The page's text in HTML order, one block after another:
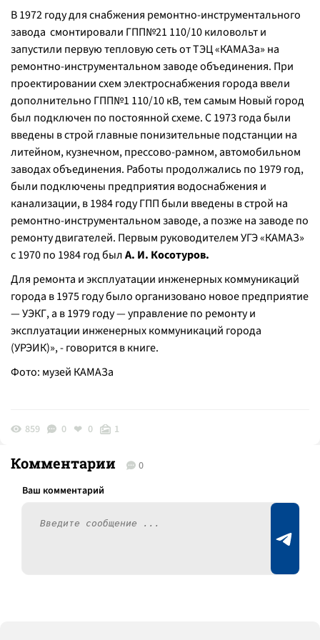
В 1972 году для снабжения ремонтно-инструментального
завода смонтировали ГПП№21 110/10 киловольт и
запустили первую тепловую сеть от ТЭЦ «КАМАЗа» на
ремонтно-инструментальном заводе объединения. При
проектировании схем электроснабжения города ввели
дополнительно ГПП№1 110/10 кВ, тем самым Новый город
был подключен по постоянной схеме. С 1973 года были
введены в строй главные понизительные подстанции на
литейном, кузнечном, прессово-рамном, автомобильном
заводах объединения. Работы продолжались по 1979 год,
были подключены предприятия водоснабжения и
канализации, в 1984 году ГПП были введены в строй на
ремонтно-инструментальном заводе, а позже на заводе по
ремонту двигателей. Первым руководителем УГЭ «КАМАЗ»
с 1970 по 1984 год былА. И. Косотуров.
Для ремонта и эксплуатации инженерных коммуникаций
города в 1975 году было организовано новое предприятие
— УЭКГ, а в 1979 году — управление по ремонту и
эксплуатации инженерных коммуникаций города
(УРЭИК)», - говорится в книге.
Фото: музей КАМАЗа
859 0 0 1
Комментарии 0